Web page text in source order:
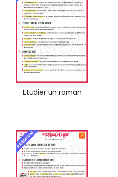
Étudier un roman
PREMIUM